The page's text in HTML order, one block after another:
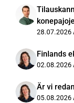
28.07.2026
Finlands
02.08.2026
Är vi
05.08.2026